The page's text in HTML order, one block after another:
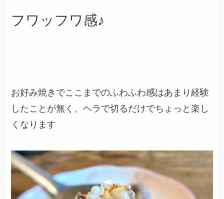
フワッフワ感♪
お好み焼きでここまでのふわふわ感はあまり経験
したことが無く、ヘラで切るだけでちょっと楽し
くなります